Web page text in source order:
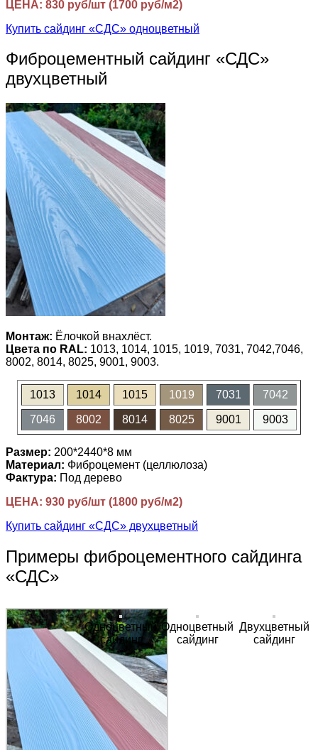
ЦЕНА: 830 руб/шт (1700 руб/м2)
Купить сайдинг «СДС» одноцветный
Фиброцементный сайдинг «СДС»
двухцветный
Монтаж: Ёлочкой внахлёст.
Цвета по RAL: 1013, 1014, 1015, 1019, 7031, 7042,7046,
8002, 8014, 8025, 9001, 9003.
1013 1014 1015 1019 7031 7042
7046 8002 8014 8025 9001 9003
Размер: 200*2440*8 мм
Материал: Фиброцемент (целлюлоза)
Фактура: Под дерево
ЦЕНА: 930 руб/шт (1800 руб/м2)
Купить сайдинг «СДС» двухцветный
Примеры фиброцементного сайдинга
«СДС»
Одноцветный
сайдинг
Одноцветный
сайдинг
Двухцветный
сайдинг